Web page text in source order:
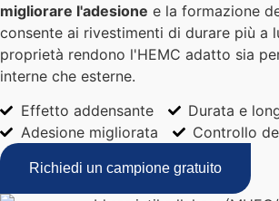
migliorare l'adesione e la formazione
consente ai rivestimenti di durare più a
proprietà rendono l'HEMC adatto sia
interne che esterne.
Effetto addensante
Durata e
Adesione migliorata
Controllo
Richiedi un campione gratuito